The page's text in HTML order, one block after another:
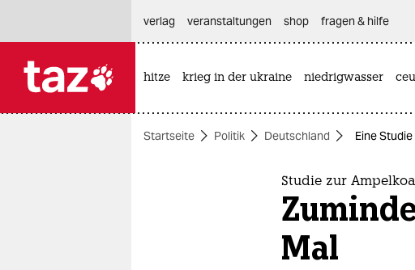
themen
verlag
veranstaltungen shop fragen & hilfe
hitze krieg in der ukraine niedrigwasser
Startseite Politik Deutschland Eine
Studie zur
Mal